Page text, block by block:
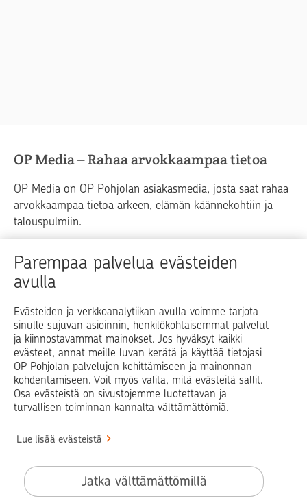
Parempaa palvelua evästeiden
avulla
Evästeiden ja verkkoanalytiikan avulla voimme tarjota
sinulle sujuvan asioinnin, henkilökohtaisemmat palvelut
ja kiinnostavammat mainokset. Jos hyväksyt kaikki
evästeet, annat meille luvan kerätä ja käyttää tietojasi
OP Pohjolan palvelujen kehittämiseen ja mainonnan
kohdentamiseen. Voit myös valita, mitä evästeitä sallit.
Osa evästeistä on sivustojemme luotettavan ja
turvallisen toiminnan kannalta välttämättömiä.
Lue lisää evästeistä
Jatka välttämättömillä
OP Media – Rahaa arvokkaampaa tietoa
OP Media on OP Pohjolan asiakasmedia, josta saat rahaa
arvokkaampaa tietoa arkeen, elämän käännekohtiin ja
talouspulmiin.
Raha Elämä
Yrityselämä
Blogit ja puheenvuorot
Op.fi OP Koti Pohjola Vahinkoapu
Facebook
X LinkedInInstagram
Käyttöehdot
Saavutettavuusseloste